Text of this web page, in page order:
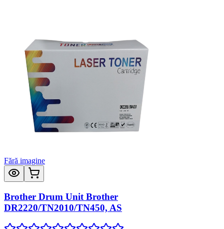
Fără imagine
Brother Drum Unit Brother
DR2220/TN2010/TN450, AS